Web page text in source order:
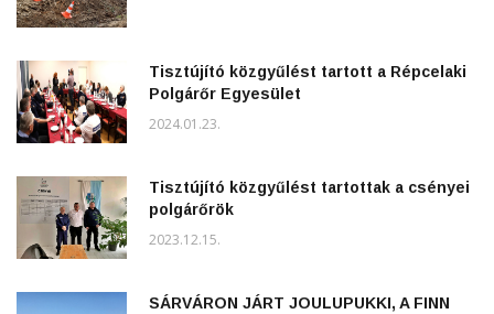
Tisztújító közgyűlést tartott a Répcelaki
Polgárőr Egyesület
2024.01.23.
Tisztújító közgyűlést tartottak a csényei
polgárőrök
2023.12.15.
SÁRVÁRON JÁRT JOULUPUKKI, A FINN